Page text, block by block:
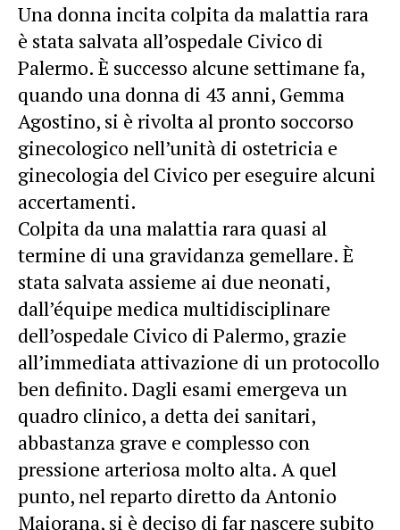
Una donna incita colpita da malattia rara
è stata salvata all’ospedale Civico di
Palermo. È successo alcune settimane fa,
quando una donna di 43 anni, Gemma
Agostino, si è rivolta al pronto soccorso
ginecologico nell’unità di ostetricia e
ginecologia del Civico per eseguire alcuni
accertamenti.
Colpita da una malattia rara quasi al
termine di una gravidanza gemellare. È
stata salvata assieme ai due neonati,
dall’équipe medica multidisciplinare
dell’ospedale Civico di Palermo, grazie
all’immediata attivazione di un protocollo
ben definito. Dagli esami emergeva un
quadro clinico, a detta dei sanitari,
abbastanza grave e complesso con
pressione arteriosa molto alta. A quel
punto, nel reparto diretto da Antonio
Maiorana, si è deciso di far nascere subito